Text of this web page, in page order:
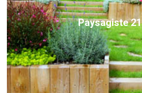
Paysagiste 21